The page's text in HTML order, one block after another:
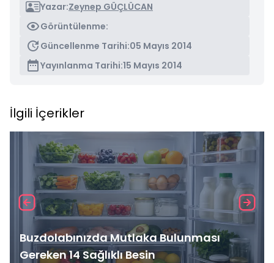
Yazar:Zeynep GÜÇLÜCAN
Görüntülenme:
Güncellenme Tarihi:05 Mayıs 2014
Yayınlanma Tarihi:15 Mayıs 2014
İlgili İçerikler
Buzdolabınızda Mutlaka Bulunması
Gereken 14 Sağlıklı Besin